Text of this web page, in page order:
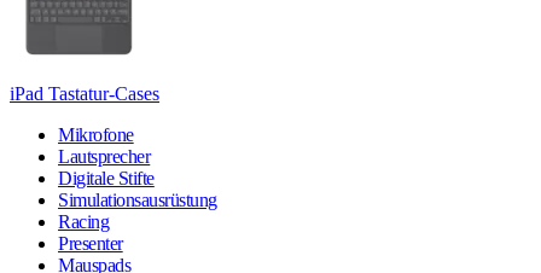
iPad Tastatur-Cases
Mikrofone
Lautsprecher
Digitale Stifte
Simulationsausrüstung
Racing
Presenter
Mauspads